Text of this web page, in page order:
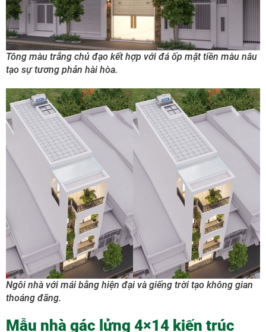
Tông màu trắng chủ đạo kết hợp với đá ốp mặt tiền màu nâu
tạo sự tương phản hài hòa.
Ngôi nhà với mái bằng hiện đại và giếng trời tạo không gian
thoáng đãng.
Mẫu nhà gác lửng 4×14 kiến trúc